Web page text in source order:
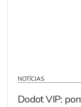
NOTÍCIAS
Dodot VIP: